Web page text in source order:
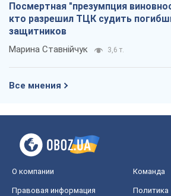
Посмертная "презумпция
кто разрешил ТЦК судить
защитников
Марина Ставнійчук 3,6 т.
Все мнения
О компании Команда
Правовая информация
Политика